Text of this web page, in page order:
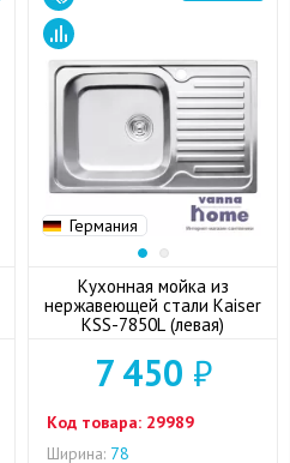
Германия
Кухонная мойка из
нержавеющей стали Kaiser
KSS-7850L (левая)
7 450 ₽
Код товара: 29989
Ширина: 78